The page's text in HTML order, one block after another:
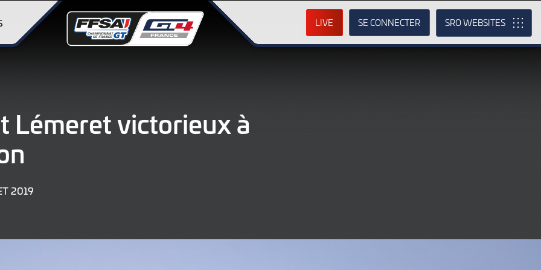
LIVE SE CONNECTER SRO
Lémeret victorieux à
2019